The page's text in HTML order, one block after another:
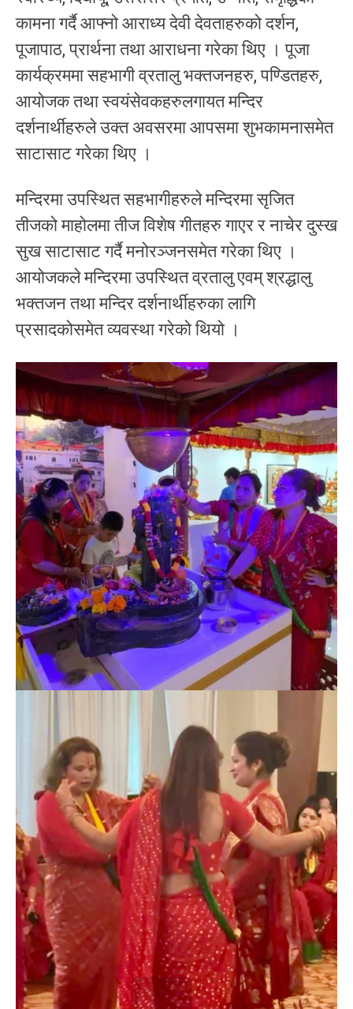
कामना गर्दै आफ्नो आराध्य देवी देवताहरुको दर्शन,
पूजापाठ, प्रार्थना तथा आराधना गरेका थिए । पूजा
कार्यक्रममा सहभागी व्रतालु भक्तजनहरु, पण्डितहरु,
आयोजक तथा स्वयंसेवकहरुलगायत मन्दिर
दर्शनार्थीहरुले उक्त अवसरमा आपसमा शुभकामनासमेत
साटासाट गरेका थिए ।
मन्दिरमा उपस्थित सहभागीहरुले मन्दिरमा सृजित
तीजको माहोलमा तीज विशेष गीतहरु गाएर र नाचेर दुस्ख
सुख साटासाट गर्दै मनोरञ्जनसमेत गरेका थिए ।
आयोजकले मन्दिरमा उपस्थित व्रतालु एवम् श्रद्धालु
भक्तजन तथा मन्दिर दर्शनार्थीहरुका लागि
प्रसादकोसमेत व्यवस्था गरेको थियो ।